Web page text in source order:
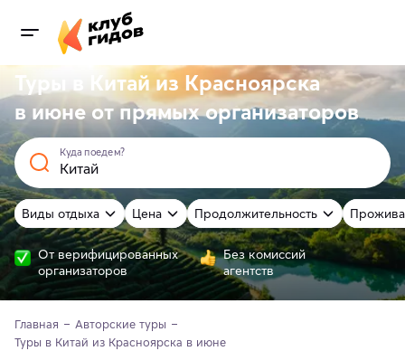
Туры в Китай из Красноярска
в июне отпрямыхорганизаторов
Куда поедем?
Виды отдыха Цена Продолжительность
От верифицированных
организаторов
Без комиссий
агентств
Главная
Авторские туры
Туры в Китай из Красноярска в июне